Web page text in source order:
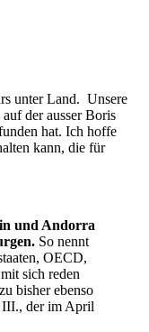
unter Land. Unsere
der ausser Boris
hat. Ich hoffe
kann, die für
und Andorra
So nennt
OECD,
sich reden
bisher ebenso
III., der im April